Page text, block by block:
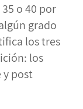
o 40 por
grado
los tres
los
y post